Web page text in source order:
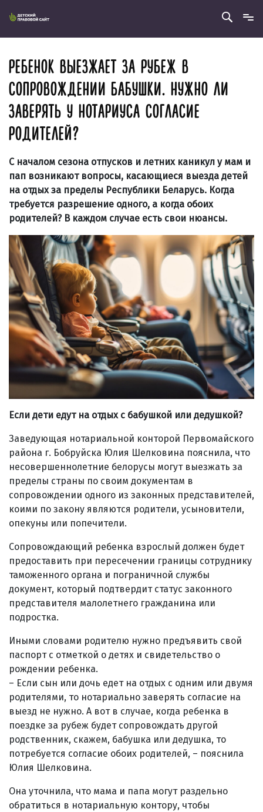
РЕБЕНОК ВЫЕЗЖАЕТ ЗА РУБЕЖ В
СОПРОВОЖДЕНИИ БАБУШКИ. НУЖНО ЛИ
ЗАВЕРЯТЬ У НОТАРИУСА СОГЛАСИЕ
РОДИТЕЛЕЙ?
С началом сезона отпусков и летних каникул у мам и
пап возникают вопросы, касающиеся выезда детей
на отдых за пределы Республики Беларусь. Когда
требуется разрешение одного, а когда обоих
родителей? В каждом случае есть свои нюансы.
Если дети едут на отдых с бабушкой или дедушкой?
Заведующая нотариальной конторой Первомайского
района г. Бобруйска Юлия Шелковина пояснила, что
несовершеннолетние белорусы могут выезжать за
пределы страны по своим документам в
сопровождении одного из законных представителей,
коими по закону являются родители, усыновители,
опекуны или попечители.
Сопровождающий ребенка взрослый должен будет
предоставить при пересечении границы сотруднику
таможенного органа и пограничной службы
документ, который подтвердит статус законного
представителя малолетнего гражданина или
подростка.
Иными словами родителю нужно предъявить свой
паспорт с отметкой о детях и свидетельство о
рождении ребенка.
– Если сын или дочь едет на отдых с одним или двумя
родителями, то нотариально заверять согласие на
выезд не нужно. А вот в случае, когда ребенка в
поездке за рубеж будет сопровождать другой
родственник, скажем, бабушка или дедушка, то
потребуется согласие обоих родителей, – пояснила
Юлия Шелковина.
Она уточнила, что мама и папа могут раздельно
обратиться в нотариальную контору, чтобы